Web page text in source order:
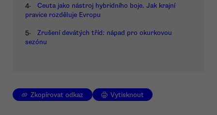
4.
Ceuta jako nástroj hybridního boje. Jak krajní
pravice rozděluje Evropu
5.
Zrušení devátých tříd: nápad pro okurkovou
sezónu
Zkopírovat odkaz Vytisknout